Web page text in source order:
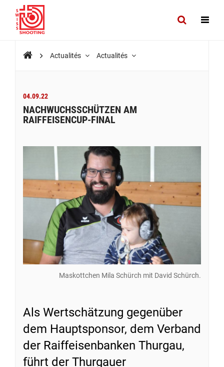
Actualités Actualités
04.09.22
NACHWUCHSSCHÜTZEN AM
RAIFFEISENCUP-FINAL
Maskottchen Mila Schürch mit David Schürch.
Als Wertschätzung gegenüber
dem Hauptsponsor, dem Verband
der Raiffeisenbanken Thurgau,
führt der Thurgauer